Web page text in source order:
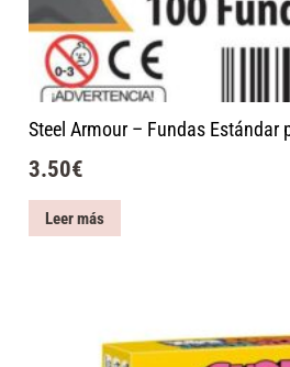
Steel Armour – Fundas Estándar
3.50€
Leer más